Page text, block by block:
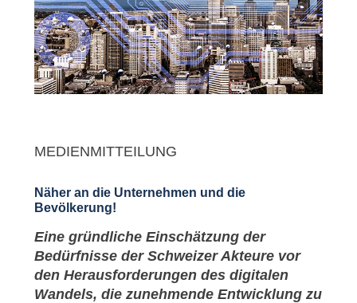
MEDIENMITTEILUNG
Näher an die Unternehmen und die
Bevölkerung!
Eine gründliche Einschätzung der
Bedürfnisse der Schweizer Akteure vor
den Herausforderungen des digitalen
Wandels, die zunehmende Entwicklung zu